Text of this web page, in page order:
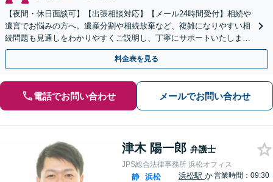
【夜間・休日面談可】【出張相談対応】【メール24時間受付】相続や
遺言でお悩みの方へ。遺産分割や相続放棄など、複雑になりやすい相
続問題も見通しをわかりやすくご説明し、丁寧にサポートいたしま
す。
料金表を見る
電話でお問い合わせ メールでお問い合わせ
津木 陽一郎 弁護士
JPS総合法律事務所 浜松オフィス
静
浜松
浜松駅 か営業時間：09:30